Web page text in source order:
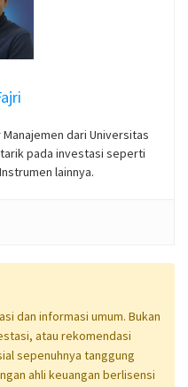
dari Universitas
pada investasi seperti
lainnya.
dan informasi umum. Bukan
atau rekomendasi
sepenuhnya tanggung
ahli keuangan berlisensi